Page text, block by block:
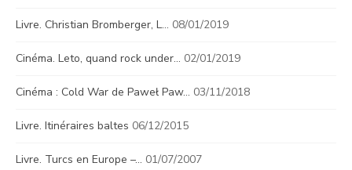
Livre. Christian Bromberger, L… 08/01/2019
Cinéma. Leto, quand rock under… 02/01/2019
Cinéma : Cold War de Paweł Paw… 03/11/2018
Livre. Itinéraires baltes 06/12/2015
Livre. Turcs en Europe –… 01/07/2007